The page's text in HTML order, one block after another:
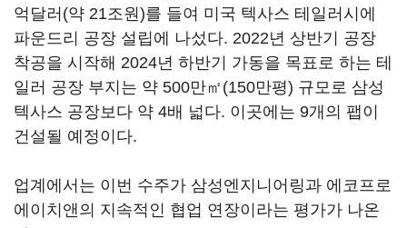
억달러(약 21조원)를 들여 미국 텍사스 테일러시에
파운드리 공장 설립에 나섰다. 2022년 상반기 공장
착공을 시작해 2024년 하반기 가동을 목표로 하는 테
일러 공장 부지는 약 500만㎡(150만평) 규모로 삼성
텍사스 공장보다 약 4배 넓다. 이곳에는 9개의 팹이
건설될 예정이다.
업계에서는 이번 수주가 삼성엔지니어링과 에코프로
에이치앤의 지속적인 협업 연장이라는 평가가 나온